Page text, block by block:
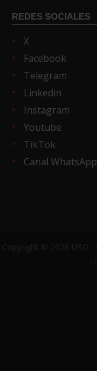
REDES SOCIALES
X
Facebook
Telegram
Linkedin
Instagram
Youtube
TikTok
Canal WhatsApp
Copyright © 2026 USO ·